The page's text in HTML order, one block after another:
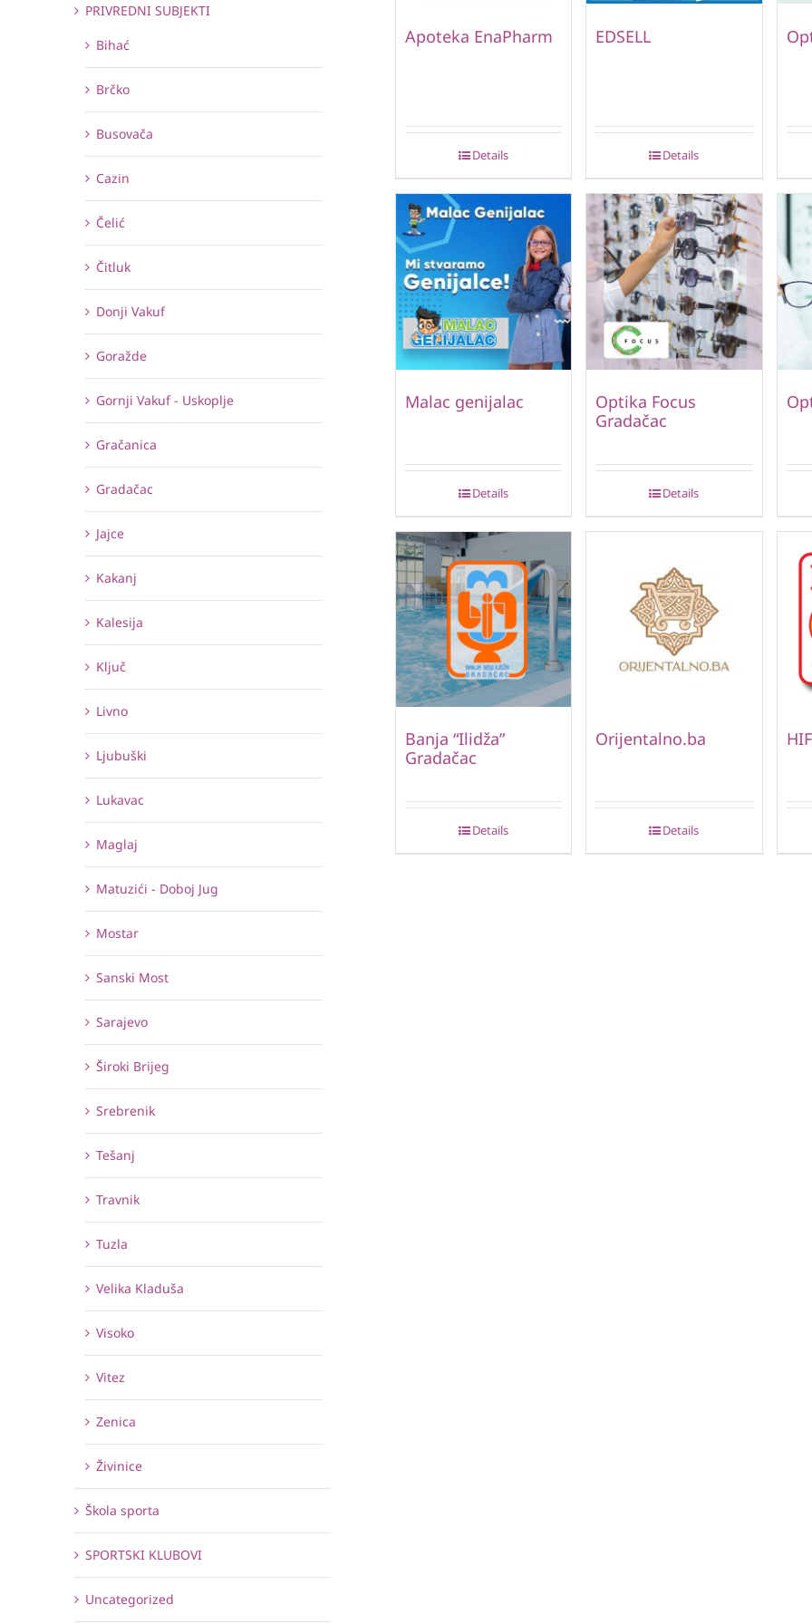
Apoteka EnaPharm
Details
EDSELL
Details
Malac genijalac
Details
Optika Focus
Gradačac
Details
Banja “Ilidža”
Gradačac
Details
Orijentalno.ba
Details
PRIVREDNI SUBJEKTI
Bihać
Brčko
Busovača
Cazin
Čelić
Čitluk
Donji Vakuf
Goražde
Gornji Vakuf - Uskoplje
Gračanica
Gradačac
Jajce
Kakanj
Kalesija
Ključ
Livno
Ljubuški
Lukavac
Maglaj
Matuzići - Doboj Jug
Mostar
Sanski Most
Sarajevo
Široki Brijeg
Srebrenik
Tešanj
Travnik
Tuzla
Velika Kladuša
Visoko
Vitez
Zenica
Živinice
Škola sporta
SPORTSKI KLUBOVI
Uncategorized